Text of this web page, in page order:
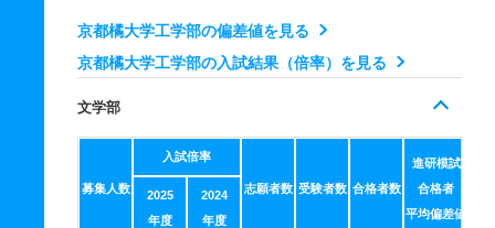
情報工学科 一般 ニ 前期日程４科目方式
1.60倍 4.90倍
京都橘大学工学部の偏差値を見る
京都橘大学工学部の入試結果（倍率）を見る
文学部
募集人数
入試倍率
志願者数 受験者数 合格者数
進研模試
合格者
平均偏差値
2025
年度
2024
年度